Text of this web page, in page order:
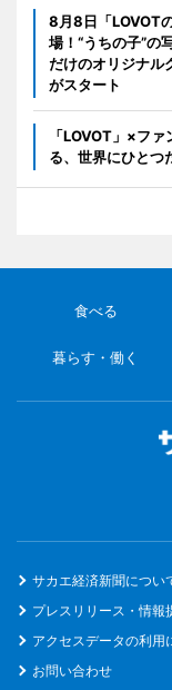
8月8日「LOVOT
場！“うちの子”の
だけのオリジナル
がスタート
「LOVOT」×フ
る、世界にひとつ
食べる
暮らす・働く
サカエ経済新聞につい
プレスリリース・情報
アクセスデータの利用
お問い合わせ